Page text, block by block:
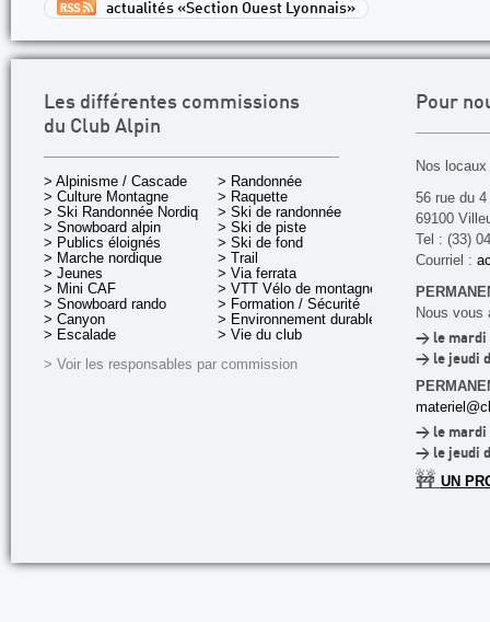
actualités «Section Ouest Lyonnais»
Les différentes commissions
du Club Alpin
> Alpinisme / Cascade
> Culture Montagne
> Ski Randonnée Nordique
> Snowboard alpin
> Publics éloignés
> Marche nordique
> Jeunes
> Mini CAF
> Snowboard rando
> Canyon
> Escalade
> Randonnée
> Raquette
> Ski de randonnée
> Ski de piste
> Ski de fond
> Trail
> Via ferrata
> VTT Vélo de montagne
> Formation / Sécurité
> Environnement durable
> Vie du club
> Voir les responsables par commission
Pour
Nos
56 rue du
69100
Tel : (33)
Courriel :
Nous vous
> le mardi
> le jeudi
> le mardi
> le jeudi
🚧 UN